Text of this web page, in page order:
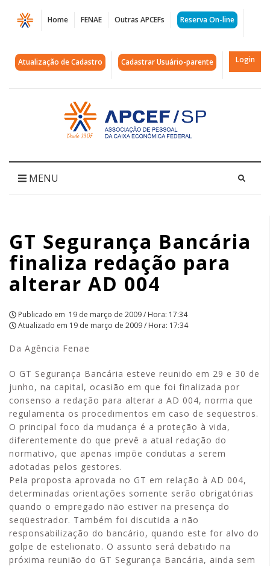
Página
GT
Segurança
finaliza
redação
alterar
|
APCEF/SP
Home FENAE Outras APCEFs Reserva On-line
Atualização de Cadastro Cadastrar Usuário-parente Login
Acessar
página
inicial
MENU
GT Segurança Bancária
finaliza redação para
alterar AD 004
Publicado em 19 de março de 2009 / Hora: 17:34
Atualizado em 19 de março de 2009 / Hora: 17:34
Da Agência Fenae
O GT Segurança Bancária esteve reunido em 29 e 30 de
junho, na capital, ocasião em que foi finalizada por
consenso a redação para alterar a AD 004, norma que
regulamenta os procedimentos em caso de seqüestros.
O principal foco da mudança é a proteção à vida,
diferentemente do que prevê a atual redação do
normativo, que apenas impõe condutas a serem
adotadas pelos gestores.
Pela proposta aprovada no GT em relação à AD 004,
determinadas orientações somente serão obrigatórias
quando o empregado não estiver na presença do
seqüestrador. Também foi discutida a não
responsabilização do bancário, quando este for alvo do
golpe de estelionato. O assunto será debatido na
próxima reunião do GT Segurança Bancária, ainda sem